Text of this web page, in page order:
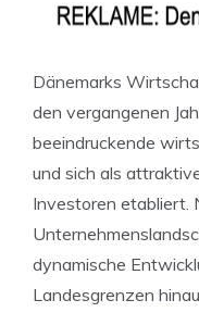
Dänemarks
den vergangenen
beeindruckende
und sich als
Investoren etabliert.
dynamische
Landesgrenzen